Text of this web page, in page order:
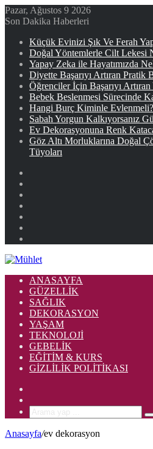
Pazar, Ağustos 9 2026
Son Dakika Haberleri
Küçük Evinizi Şık Ve Ferah
Doğal Yöntemlerle Cilt Lekesi
Yapay Zeka ile Hayatımızda
Diyette Başarıyı Artıran Pratik
Öğrenciler İçin Başarıyı
Bebek Beslenmesi Sürecinde
Hangi Burç Kiminle
Sabah Yorgun Kalkıyorsanız
Ev Dekorasyonuna Renk
Göz Altı Morluklarına Doğal
Tüyoları
ANASAYFA
GÜZELLIK
SAĞLIK
DEKORASYON
YAŞAM
TEKNOLOJI
GEBELIK
EĞITIM & KURS
GIZLILIK POLITIKASI
Anasayfa/ev dekorasyon